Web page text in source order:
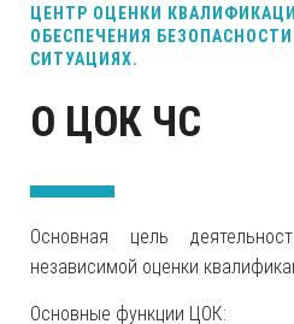
ЦЕНТР ОЦЕНКИ
ОБЕСПЕЧЕНИЯ
СИТУАЦИЯХ.
О ЦОК ЧС
Основная цель
независимой оценки
Основные функции ЦОК: